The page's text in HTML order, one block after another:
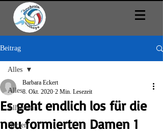
Beitrag
Alles
Allgemein
Herren
Alles
Es geht endlich los für die
neu formierten Damen 1
Barbara Eckert
8. Okt. 2020 2 Min. Lesezeit